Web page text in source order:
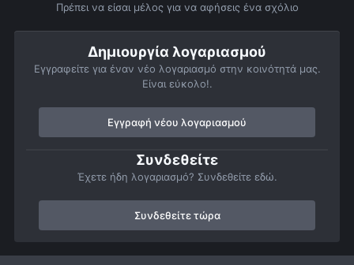
Πρέπει να είσαι μέλος για να αφήσεις ένα σχόλιο
Δημιουργία λογαριασμού
Εγγραφείτε για έναν νέο λογαριασμό στην κοινότητά μας.
Είναι εύκολο!.
Εγγραφή νέου λογαριασμού
Συνδεθείτε
Έχετε ήδη λογαριασμό? Συνδεθείτε εδώ.
Συνδεθείτε τώρα